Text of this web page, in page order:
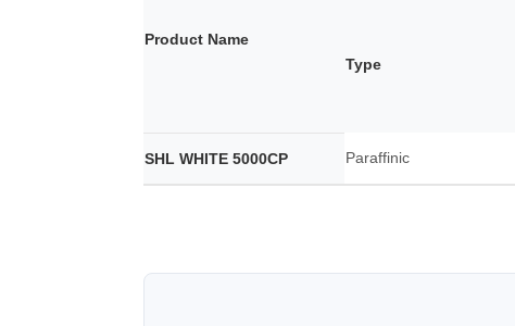
Product Name
Type
SHL WHITE 5000CP Paraffinic